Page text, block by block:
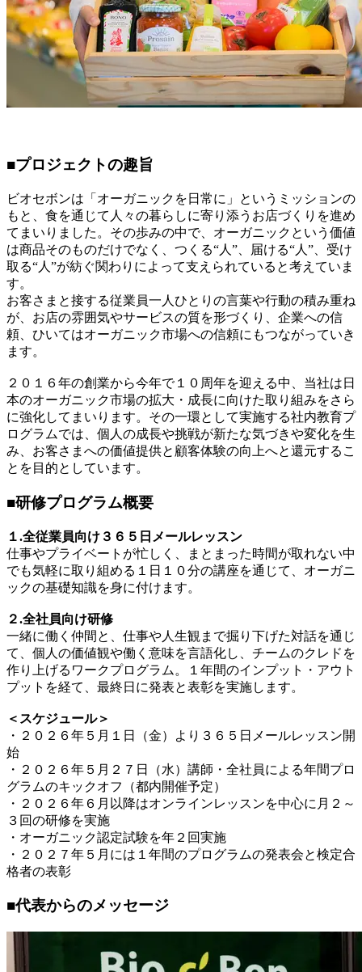
■プロジェクトの趣旨
ビオセボンは「オーガニックを日常に」というミッションの
もと、食を通じて人々の暮らしに寄り添うお店づくりを進め
てまいりました。その歩みの中で、オーガニックという価値
は商品そのものだけでなく、つくる“人”、届ける“人”、受け
取る“人”が紡ぐ関わりによって支えられていると考えていま
す。
お客さまと接する従業員一人ひとりの言葉や行動の積み重ね
が、お店の雰囲気やサービスの質を形づくり、企業への信
頼、ひいてはオーガニック市場への信頼にもつながっていき
ます。
２０１６年の創業から今年で１０周年を迎える中、当社は日
本のオーガニック市場の拡大・成長に向けた取り組みをさら
に強化してまいります。その一環として実施する社内教育プ
ログラムでは、個人の成長や挑戦が新たな気づきや変化を生
み、お客さまへの価値提供と顧客体験の向上へと還元するこ
とを目的としています。
■研修プログラム概要
１.全従業員向け３６５日メールレッスン
仕事やプライベートが忙しく、まとまった時間が取れない中
でも気軽に取り組める１日１０分の講座を通じて、オーガニ
ックの基礎知識を身に付けます。
２.全社員向け研修
一緒に働く仲間と、仕事や人生観まで掘り下げた対話を通じ
て、個人の価値観や働く意味を言語化し、チームのクレドを
作り上げるワークプログラム。１年間のインプット・アウト
プットを経て、最終日に発表と表彰を実施します。
＜スケジュール＞
・２０２６年５月１日（金）より３６５日メールレッスン開
始
・２０２６年５月２７日（水）講師・全社員による年間プロ
グラムのキックオフ（都内開催予定）
・２０２６年６月以降はオンラインレッスンを中心に月２～
３回の研修を実施
・オーガニック認定試験を年２回実施
・２０２７年５月には１年間のプログラムの発表会と検定合
格者の表彰
■代表からのメッセージ